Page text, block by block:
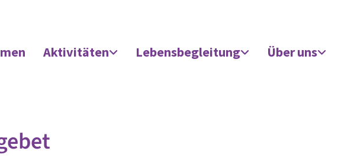
Aktivitäten Lebensbegleitung Über uns